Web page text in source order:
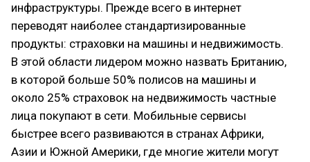
инфраструктуры. Прежде всего в интернет
переводят наиболее стандартизированные
продукты: страховки на машины и недвижимость.
В этой области лидером можно назвать Британию,
в которой больше 50% полисов на машины и
около 25% страховок на недвижимость частные
лица покупают в сети. Мобильные сервисы
быстрее всего развиваются в странах Африки,
Азии и Южной Америки, где многие жители могут